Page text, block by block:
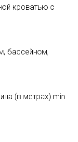
кроватью с
бассейном,
(в метрах) min